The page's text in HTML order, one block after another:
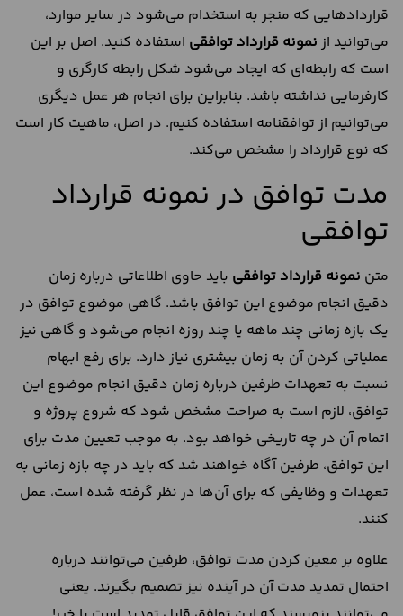
قراردادهایی که منجر به استخدام می‌شود در سایر موارد،
می‌توانید از نمونه قرارداد توافقی استفاده کنید. اصل بر این
است که رابطه‌ای که ایجاد می‌شود شکل رابطه کارگری و
کارفرمایی نداشته باشد. بنابراین برای انجام هر عمل دیگری
می‌توانیم از توافقنامه استفاده کنیم. در اصل، ماهیت کار است
که نوع قرارداد را مشخص می‌کند.
مدت توافق در نمونه قرارداد
توافقی
متن نمونه قرارداد توافقی باید حاوی اطلاعاتی درباره زمان
دقیق انجام موضوع این توافق باشد. گاهی موضوع توافق در
یک بازه زمانی چند ماهه یا چند روزه انجام می‌شود و گاهی نیز
عملیاتی کردن آن به زمان بیشتری نیاز دارد. برای رفع ابهام
نسبت به تعهدات طرفین درباره زمان دقیق انجام موضوع این
توافق، لازم است به صراحت مشخص شود که شروع پروژه و
اتمام آن در چه تاریخی خواهد بود. به موجب تعیین مدت برای
این توافق، طرفین آگاه خواهند شد که باید در چه بازه زمانی به
تعهدات و وظایفی که برای آن‌ها در نظر گرفته شده است، عمل
کنند.
علاوه بر معین کردن مدت توافق، طرفین می‌توانند درباره
احتمال تمدید مدت آن در آینده نیز تصمیم بگیرند. یعنی